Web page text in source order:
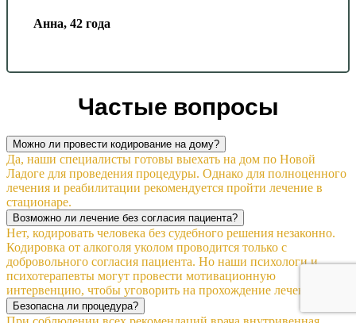
Анна, 42 года
Частые вопросы
Можно ли провести кодирование на дому?
Да, наши специалисты готовы выехать на дом по Новой
Ладоге для проведения процедуры. Однако для полноценного
лечения и реабилитации рекомендуется пройти лечение в
стационаре.
Возможно ли лечение без согласия пациента?
Нет, кодировать человека без судебного решения незаконно.
Кодировка от алкоголя уколом проводится только с
добровольного согласия пациента. Но наши психологи и
психотерапевты могут провести мотивационную
интервенцию, чтобы уговорить на прохождение лечения.
Безопасна ли процедура?